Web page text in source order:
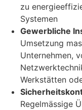
zu
Systemen
Gewerbliche
Umsetzung
Unternehmen,
Werkstätten
Regelmässige